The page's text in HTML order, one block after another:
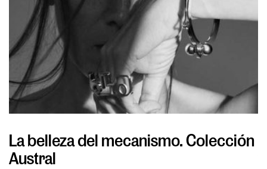
La belleza del mecanismo. Colección
Austral